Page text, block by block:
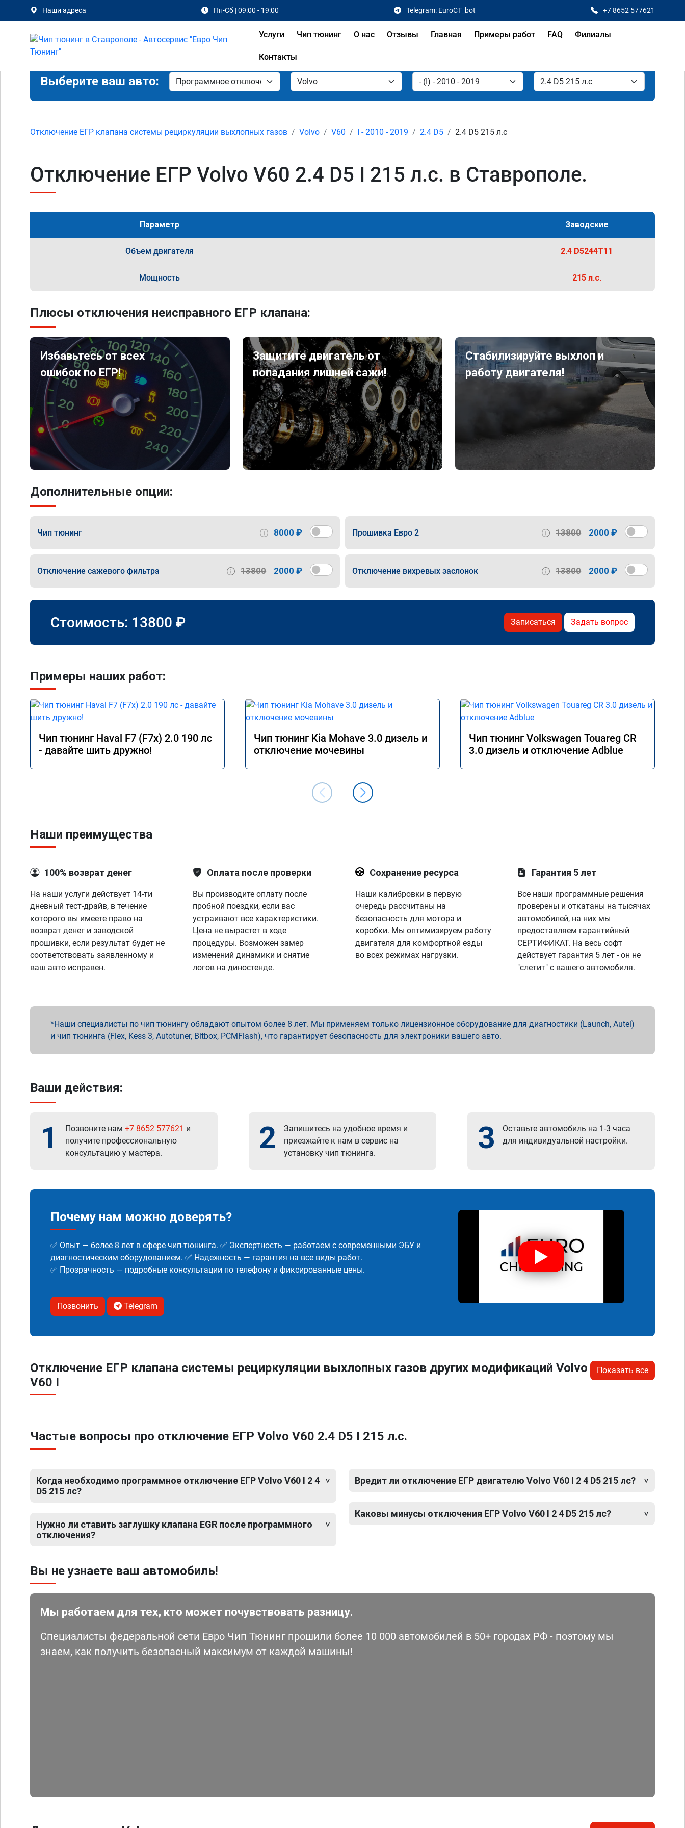
Наши адреса Пн-Сб | 09:00 - 19:00 Telegram: EuroCT_bot +7 8652 577621
Услуги Чип тюнинг О нас Отзывы Главная Примеры работ FAQ Филиалы
Контакты
Выберите ваш авто:
Отключение ЕГР клапана системы рециркуляции выхлопных газов Volvo V60 I - 2010 - 2019 2.4 D5 2.4 D5 215 л.с
Отключение ЕГР Volvo V60 2.4 D5 I 215 л.с. в Ставрополе.
Параметр Заводские
Объем двигателя 2.4 D5244T11
Мощность 215 л.с.
Плюсы отключения неисправного ЕГР клапана:
Избавьтесь от всех
ошибок по ЕГР!
Защитите двигатель от
попадания лишней сажи!
Стабилизируйте выхлоп и
работу двигателя!
Дополнительные опции:
Чип тюнинг 8000 ₽ Прошивка Евро 2 13800 2000 ₽
Отключение сажевого фильтра 13800 2000 ₽ Отключение вихревых заслонок 13800 2000 ₽
Стоимость: 13800 ₽ Записаться Задать вопрос
Примеры наших работ:
Чип тюнинг Haval F7 (F7x) 2.0 190 лс
- давайте шить дружно!
Чип тюнинг Kia Mohave 3.0 дизель и
отключение мочевины
Чип тюнинг Volkswagen Touareg CR
3.0 дизель и отключение Adblue
Наши преимущества
100% возврат денег
На наши услуги действует 14-ти
дневный тест-драйв, в течение
которого вы имеете право на
возврат денег и заводской
прошивки, если результат будет не
соответствовать заявленному и
ваш авто исправен.
Оплата после проверки
Вы производите оплату после
пробной поездки, если вас
устраивают все характеристики.
Цена не вырастет в ходе
процедуры. Возможен замер
изменений динамики и снятие
логов на диностенде.
Сохранение ресурса
Наши калибровки в первую
очередь рассчитаны на
безопасность для мотора и
коробки. Мы оптимизируем работу
двигателя для комфортной езды
во всех режимах нагрузки.
Гарантия 5 лет
Все наши программные решения
проверены и откатаны на тысячах
автомобилей, на них мы
предоставляем гарантийный
СЕРТИФИКАТ. На весь софт
действует гарантия 5 лет - он не
"слетит" с вашего автомобиля.
Наши специалисты по чип тюнингу обладают опытом более 8 лет. Мы применяем только лицензионное оборудование для диагностики (Launch, Autel)
и чип тюнинга (Flex, Kess 3, Autotuner, Bitbox, PCMFlash), что гарантирует безопасность для электроники вашего авто.
Ваши действия:
1 Позвоните нам +7 8652 577621 и
получите профессиональную
консультацию у мастера.
2
Запишитесь на удобное время и
приезжайте к нам в сервис на
установку чип тюнинга.
3
Оставьте автомобиль на 1-3 часа
для индивидуальной настройки.
Почему нам можно доверять?
✅ Опыт — более 8 лет в сфере чип-тюнинга. ✅ Экспертность — работаем с современными ЭБУ и
диагностическим оборудованием. ✅ Надежность — гарантия на все виды работ.
✅ Прозрачность — подробные консультации по телефону и фиксированные цены.
Позвонить Telegram
Отключение ЕГР клапана системы рециркуляции выхлопных газов других модификаций Volvo
V60 I
Показать все
Частые вопросы про отключение ЕГР Volvo V60 2.4 D5 I 215 л.с.
Когда необходимо программное отключение ЕГР Volvo V60 I 2 4
D5 215 лс?
Нужно ли ставить заглушку клапана EGR после программного
отключения?
Вредит ли отключение ЕГР двигателю Volvo V60 I 2 4 D5 215 лс?
Каковы минусы отключения ЕГР Volvo V60 I 2 4 D5 215 лс?
Вы не узнаете ваш автомобиль!
Мы работаем для тех, кто может почувствовать разницу.
Специалисты федеральной сети Евро Чип Тюнинг прошили более 10 000 автомобилей в 50+ городах РФ - поэтому мы
знаем, как получить безопасный максимум от каждой машины!